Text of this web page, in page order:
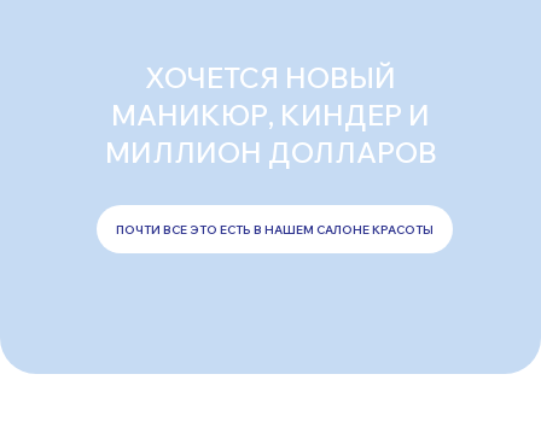
ХОЧЕТСЯ НОВЫЙ
МАНИКЮР, КИНДЕР И
МИЛЛИОН ДОЛЛАРОВ
ПОЧТИ ВСЕ ЭТО ЕСТЬ В НАШЕМ САЛОНЕ КРАСОТЫ